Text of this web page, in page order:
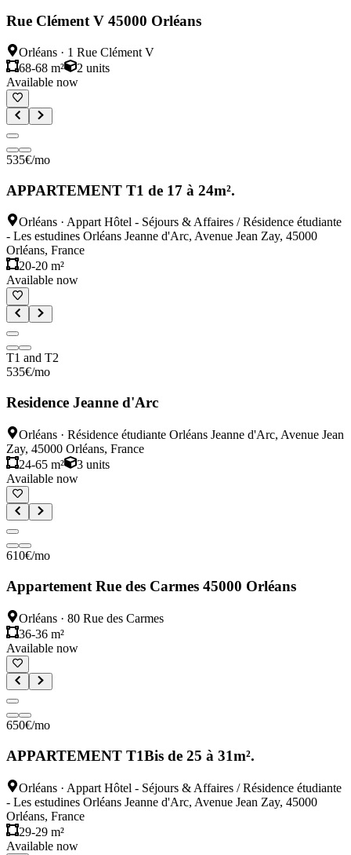
Rue Clément V 45000 Orléans
Orléans · 1 Rue Clément V
68-68 m²
2 units
Available now
535€/mo
APPARTEMENT T1 de 17 à 24m².
Orléans · Appart Hôtel - Séjours & Affaires / Résidence étudiante
- Les estudines Orléans Jeanne d'Arc, Avenue Jean Zay, 45000
Orléans, France
20-20 m²
Available now
T1 and T2
535€/mo
Residence Jeanne d'Arc
Orléans · Résidence étudiante Orléans Jeanne d'Arc, Avenue Jean
Zay, 45000 Orléans, France
24-65 m²
3 units
Available now
610€/mo
Appartement Rue des Carmes 45000 Orléans
Orléans · 80 Rue des Carmes
36-36 m²
Available now
650€/mo
APPARTEMENT T1Bis de 25 à 31m².
Orléans · Appart Hôtel - Séjours & Affaires / Résidence étudiante
- Les estudines Orléans Jeanne d'Arc, Avenue Jean Zay, 45000
Orléans, France
29-29 m²
Available now